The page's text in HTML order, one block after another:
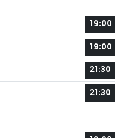
19:00
19:00
21:30
21:30